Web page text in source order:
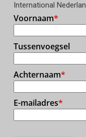
International